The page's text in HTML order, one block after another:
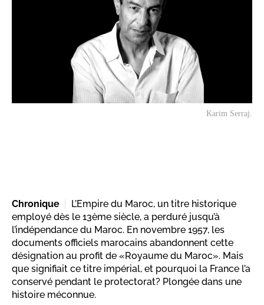
Karim Serraj.
Chronique
L’Empire du Maroc, un titre historique
employé dès le 13ème siècle, a perduré jusqu’à
l’indépendance du Maroc. En novembre 1957, les
documents officiels marocains abandonnent cette
désignation au profit de «Royaume du Maroc». Mais
que signifiait ce titre impérial, et pourquoi la France l’a
conservé pendant le protectorat? Plongée dans une
histoire méconnue.